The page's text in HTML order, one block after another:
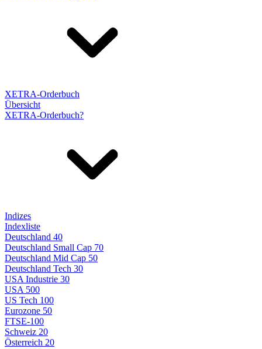
XETRA-Orderbuch
Übersicht
XETRA-Orderbuch?
Indizes
Indexliste
Deutschland 40
Deutschland Small Cap 70
Deutschland Mid Cap 50
Deutschland Tech 30
USA Industrie 30
USA 500
US Tech 100
Eurozone 50
FTSE-100
Schweiz 20
Österreich 20